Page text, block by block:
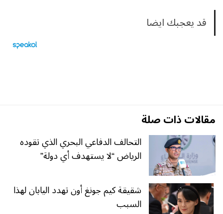
قد يعجبك ايضا
مقالات ذات صلة
التحالف الدفاعي البحري الذي تقوده
الرياض “لا يستهدف أي دولة”
شقيقة كيم جونغ أون تهدد اليابان لهذا
السبب